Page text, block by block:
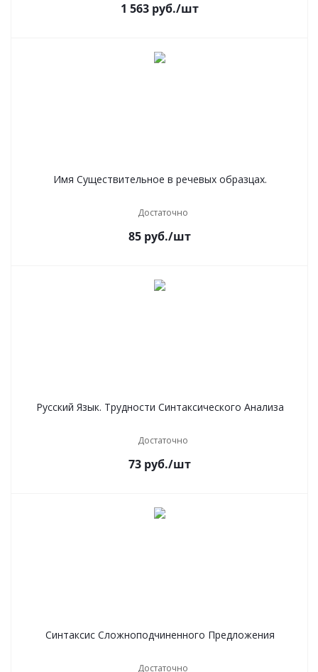
1 563 руб./шт
Имя Существительное в речевых образцах.
Достаточно
85 руб./шт
Русский Язык. Трудности Синтаксического Анализа
Достаточно
73 руб./шт
Синтаксис Сложноподчиненного Предложения
Достаточно